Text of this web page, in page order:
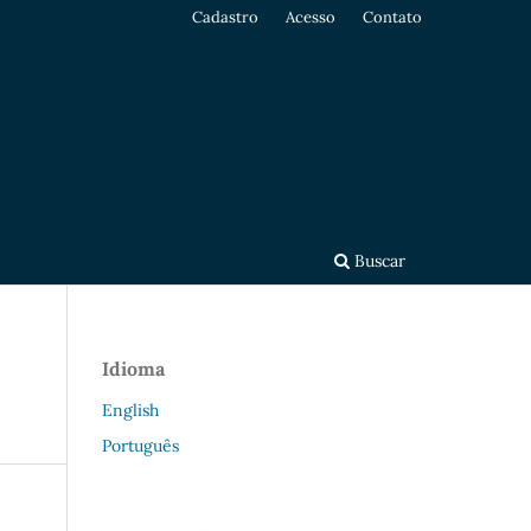
Buscar
Cadastro Acesso Contato
Idioma
English
Português